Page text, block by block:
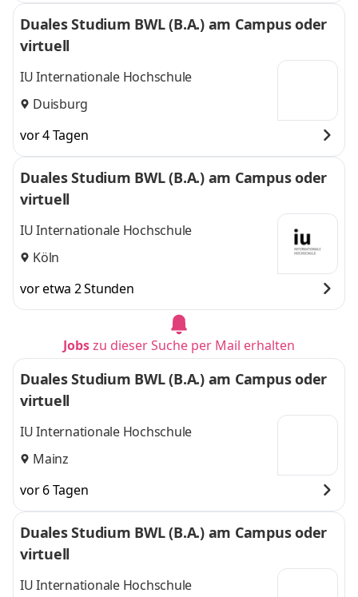
Duales Studium BWL (B.A.) am Campus oder
virtuell
IU Internationale Hochschule
Duisburg
vor 4 Tagen
Duales Studium BWL (B.A.) am Campus oder
virtuell
IU Internationale Hochschule
Köln
vor etwa 2 Stunden
Jobszu dieser Suche per Mail erhalten
Duales Studium BWL (B.A.) am Campus oder
virtuell
IU Internationale Hochschule
Mainz
vor 6 Tagen
Duales Studium BWL (B.A.) am Campus oder
virtuell
IU Internationale Hochschule